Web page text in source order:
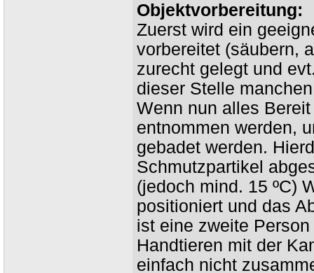
Objektvorbereitung:
Zuerst wird ein
vorbereitet (säubern,
zurecht gelegt und
dieser Stelle
Wenn nun alles
entnommen werden,
gebadet werden.
Schmutzpartikel
(jedoch mind. 15 ºC)
positioniert und das
ist eine zweite
Handtieren mit der
einfach nicht